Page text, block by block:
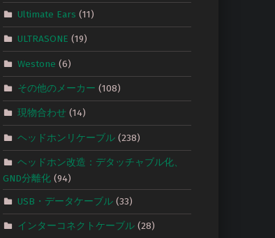
Ultimate Ears (11)
ULTRASONE (19)
Westone (6)
その他のメーカー (108)
現物合わせ (14)
ヘッドホンリケーブル(238)
ヘッドホン改造：デタッチャブル化、
GND分離化 (94)
USB・データケーブル(33)
インターコネクトケーブル(28)